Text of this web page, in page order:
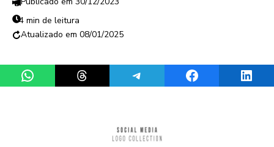
4 min de leitura
08/01/2025
Share on WhatsAppShare on ThreadsShare on TelegramShare on Facebook